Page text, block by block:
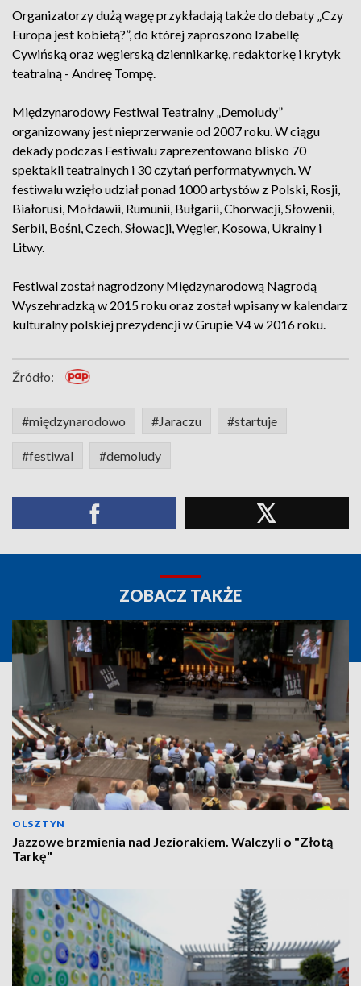
Organizatorzy dużą wagę przykładają także do debaty „Czy
Europa jest kobietą?”, do której zaproszono Izabellę
Cywińską oraz węgierską dziennikarkę, redaktorkę i krytyk
teatralną - Andreę Tompę.
Międzynarodowy Festiwal Teatralny „Demoludy”
organizowany jest nieprzerwanie od 2007 roku. W ciągu
dekady podczas Festiwalu zaprezentowano blisko 70
spektakli teatralnych i 30 czytań performatywnych. W
festiwalu wzięło udział ponad 1000 artystów z Polski, Rosji,
Białorusi, Mołdawii, Rumunii, Bułgarii, Chorwacji, Słowenii,
Serbii, Bośni, Czech, Słowacji, Węgier, Kosowa, Ukrainy i
Litwy.
Festiwal został nagrodzony Międzynarodową Nagrodą
Wyszehradzką w 2015 roku oraz został wpisany w kalendarz
kulturalny polskiej prezydencji w Grupie V4 w 2016 roku.
Źródło:
#międzynarodowo #Jaraczu #startuje
#festiwal #demoludy
ZOBACZ TAKŻE
OLSZTYN
Jazzowe brzmienia nad Jeziorakiem. Walczyli o "Złotą
Tarkę"